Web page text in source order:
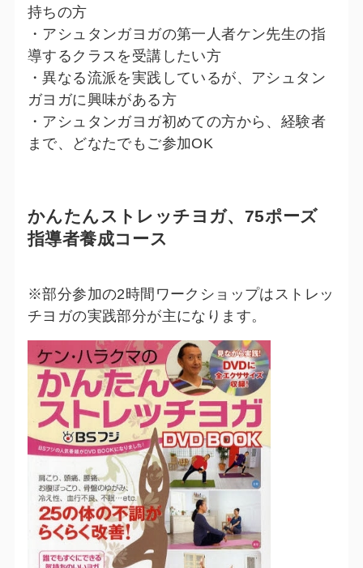
持ちの方
・アシュタンガヨガの第一人者ケン先生の指
導するクラスを受講したい方
・異なる流派を実践しているが、アシュタン
ガヨガに興味がある方
・アシュタンガヨガ初めての方から、経験者
まで、どなたでもご参加OK
かんたんストレッチヨガ、75ポーズ
指導者養成コース
※部分参加の2時間ワークショップはストレッ
チヨガの実践部分が主になります。